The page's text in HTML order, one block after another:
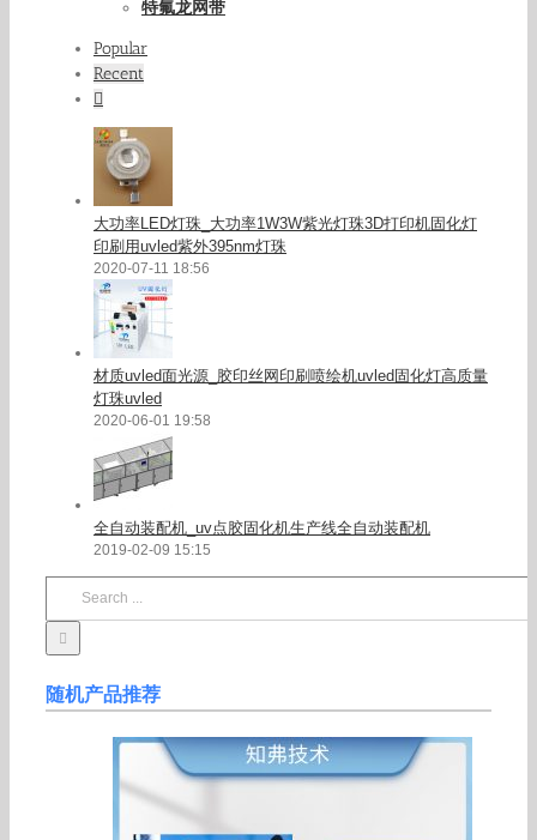
特氟龙网带
Popular
Recent
大功率LED灯珠_大功率1W3W紫光灯珠3D打印机固化灯
印刷用uvled紫外395nm灯珠
2020-07-11 18:56
材质uvled面光源_胶印丝网印刷喷绘机uvled固化灯高质量
灯珠uvled
2020-06-01 19:58
全自动装配机_uv点胶固化机生产线全自动装配机
2019-02-09 15:15
随机产品推荐